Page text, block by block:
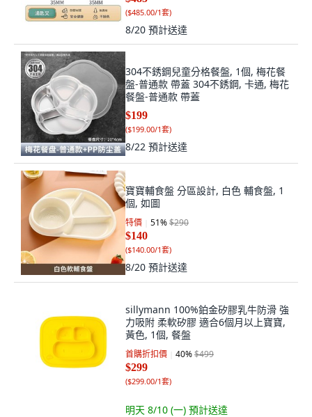
($485.00/1套)
8/20 預計送達
304不銹鋼兒童分格餐盤, 1個, 梅花餐
盤-普通款 帶蓋 304不銹鋼, 卡通, 梅花
餐盤-普通款 帶蓋
$199
($199.00/1套)
8/22 預計送達
寶寶輔食盤 分區設計, 白色 輔食盤, 1
個, 如圖
特價 51%$290
$140
($140.00/1套)
8/20 預計送達
sillymann 100%鉑金矽膠乳牛防滑 強
力吸附 柔軟矽膠 適合6個月以上寶寶,
黃色, 1個, 餐盤
首購折扣價 40%$499
$299
($299.00/1套)
明天 8/10 (一) 預計送達